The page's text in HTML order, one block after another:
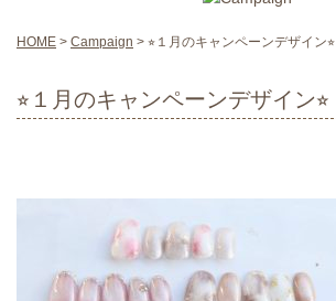
HOME > Campaign > ⭐︎１月のキャンペーンデザイン⭐︎
⭐︎１月のキャンペーンデザイン⭐︎